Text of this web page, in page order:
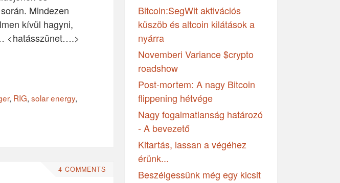
Mindezen
kívül hagyni,
<hatásszünet….>
, RIG, solar energy,
4 COMMENTS
Bitcoin:SegWit aktivációs
küszöb és altcoin kilátások a
nyárra
Novemberi Variance $crypto
roadshow
Post-mortem: A nagy Bitcoin
flippening hétvége
Nagy fogalmatlanság határozó
- A bevezető
Kitartás, lassan a végéhez
érünk...
Beszélgessünk még egy kicsit